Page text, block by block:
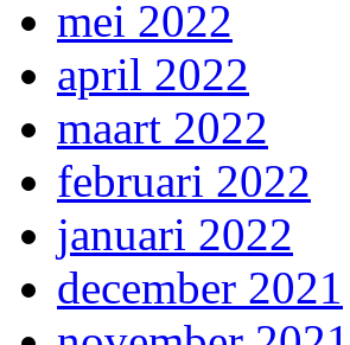
mei 2022
april 2022
maart 2022
februari 2022
januari 2022
december 2021